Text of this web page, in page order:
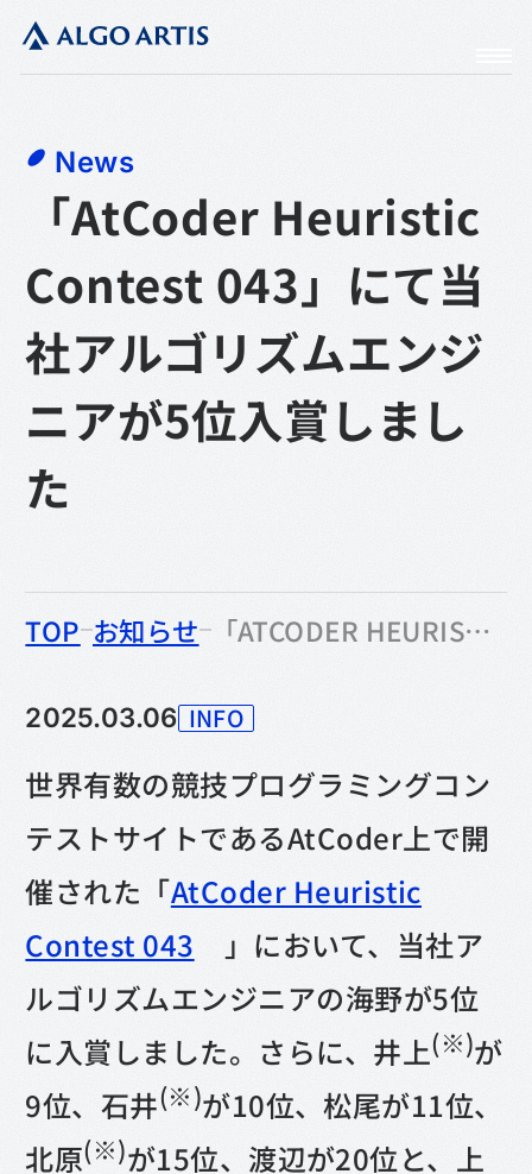
News
「AtCoder Heuristic
Contest 043」にて当
社アルゴリズムエンジ
ニアが5位入賞しまし
た
TOP お知らせのなかの 「ATCODER HEURISTIC CONTEST 043」にて当社アルゴリズムエンジニアが5位入賞しました
2025.03.06
カテゴリー
INFO
世界有数の競技プログラミングコン
テストサイトであるAtCoder上で開
催された「AtCoder Heuristic
Contest 043
」において、当社ア
ルゴリズムエンジニアの海野が5位
に入賞しました。さらに、井上(※)が
9位、石井(※)が10位、松尾が11位、
北原(※)が15位、渡辺が20位と、上